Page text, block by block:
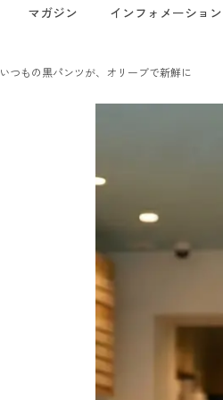
マガジン インフォメーション
いつもの黒パンツが、オリーブで新鮮に